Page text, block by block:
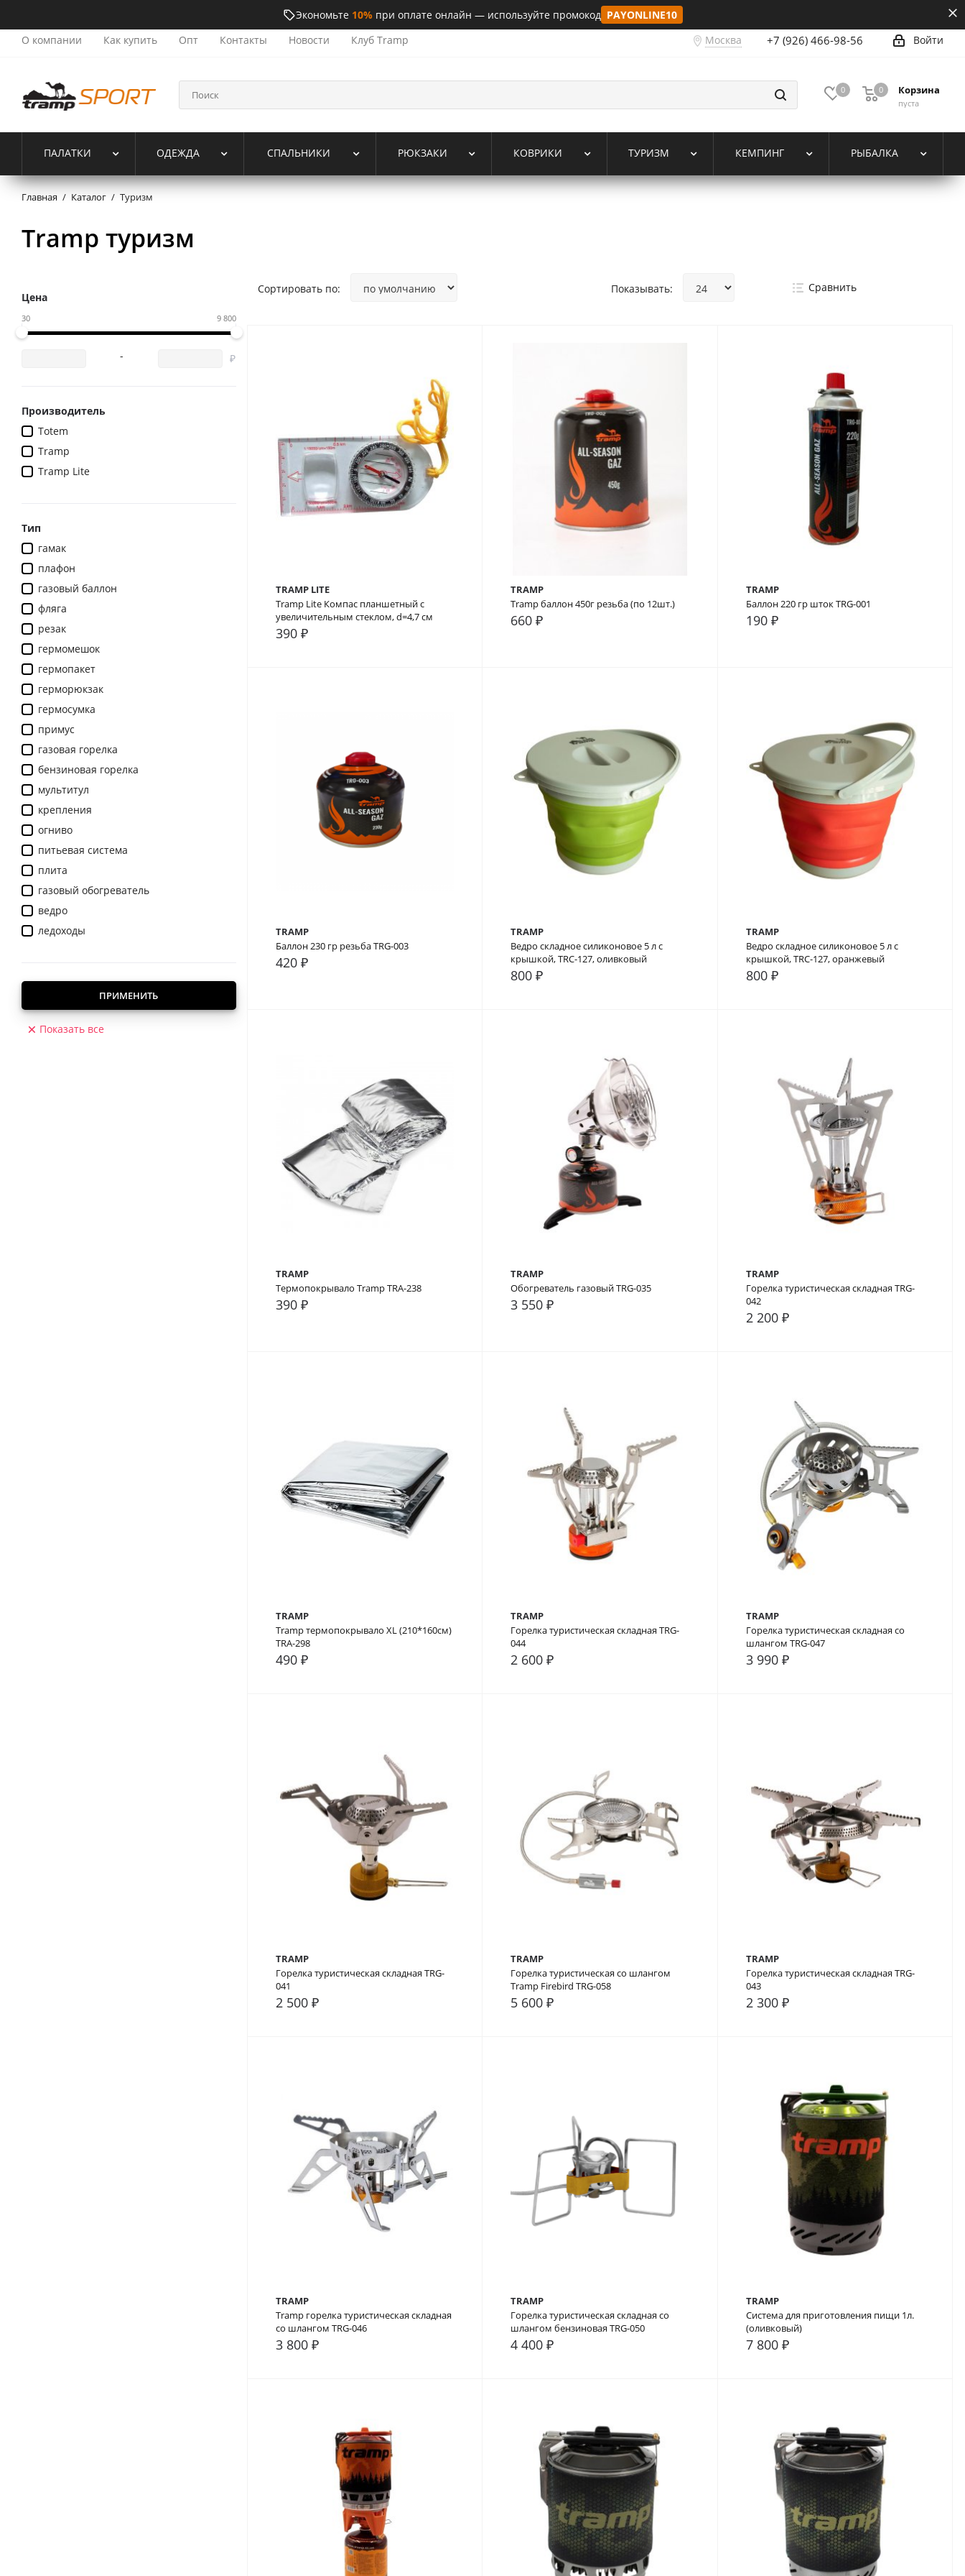
Экономьте 10%при оплате онлайн — используйте промокод PAYONLINE10
О компании
Как купить Опт Контакты Новости Клуб Tramp Москва Войти
+7 (926) 466-98-56
0 Корзина
пуста
0
ПАЛАТКИ ОДЕЖДА СПАЛЬНИКИ РЮКЗАКИ КОВРИКИ ТУРИЗМ КЕМПИНГ РЫБАЛКА
Главная / Каталог / Туризм
Tramp туризм
Цена
30 9 800
-
Производитель
Totem
Tramp
Tramp Lite
Тип
гамак
плафон
газовый баллон
фляга
резак
гермомешок
гермопакет
герморюкзак
гермосумка
примус
газовая горелка
бензиновая горелка
мультитул
крепления
огниво
питьевая система
плита
газовый обогреватель
ведро
ледоходы
ПРИМЕНИТЬ
Показать все
Сортировать по: Показывать: Сравнить
TRAMP LITE
Tramp Lite Компас планшетный с
увеличительным стеклом, d=4,7 см
390 ₽В сравнение
TRAMP
Tramp баллон 450г резьба (по 12шт.)
660 ₽
TRAMP
Баллон 220 гр шток TRG-001
190 ₽
TRAMP
Баллон 230 гр резьба TRG-003
420 ₽
TRAMP
Ведро складное силиконовое 5 л с
крышкой, TRC-127, оливковый
800 ₽В сравнение
TRAMP
Ведро складное силиконовое 5 л с
крышкой, TRC-127, оранжевый
800 ₽В сравнение
TRAMP
Термопокрывало Tramp TRA-238
390 ₽
TRAMP
Обогреватель газовый TRG-035
3 550 ₽
TRAMP
Горелка туристическая складная TRG-
042
2 200 ₽В сравнение
TRAMP
Tramp термопокрывало XL (210*160см)
TRA-298
490 ₽В сравнение
TRAMP
Горелка туристическая складная TRG-
044
2 600 ₽В сравнение
TRAMP
Горелка туристическая складная со
шлангом TRG-047
3 990 ₽
В сравнение
TRAMP
Горелка туристическая складная TRG-
041
2 500 ₽
В сравнение
TRAMP
Горелка туристическая со шлангом
Tramp Firebird TRG-058
5 600 ₽
В сравнение
TRAMP
Горелка туристическая складная TRG-
043
2 300 ₽
В сравнение
TRAMP
Tramp горелка туристическая складная
со шлангом TRG-046
3 800 ₽
В сравнение
TRAMP
Горелка туристическая складная со
шлангом бензиновая TRG-050
4 400 ₽
В сравнение
TRAMP
Система для приготовления пищи 1л.
(оливковый)
7 800 ₽
В сравнение